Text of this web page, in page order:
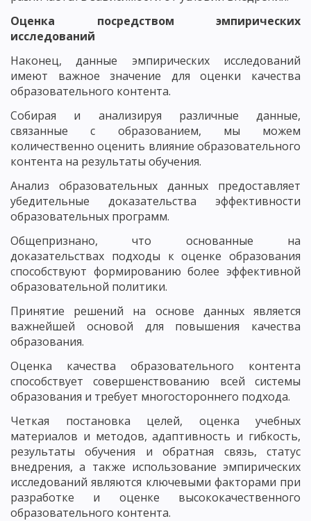
Оценка посредством эмпирических
исследований
Наконец, данные эмпирических исследований
имеют важное значение для оценки качества
образовательного контента.
Собирая и анализируя различные данные,
связанные с образованием, мы можем
количественно оценить влияние образовательного
контента на результаты обучения.
Анализ образовательных данных предоставляет
убедительные доказательства эффективности
образовательных программ.
Общепризнано, что основанные на
доказательствах подходы к оценке образования
способствуют формированию более эффективной
образовательной политики.
Принятие решений на основе данных является
важнейшей основой для повышения качества
образования.
Оценка качества образовательного контента
способствует совершенствованию всей системы
образования и требует многостороннего подхода.
Четкая постановка целей, оценка учебных
материалов и методов, адаптивность и гибкость,
результаты обучения и обратная связь, статус
внедрения, а также использование эмпирических
исследований являются ключевыми факторами при
разработке и оценке высококачественного
образовательного контента.